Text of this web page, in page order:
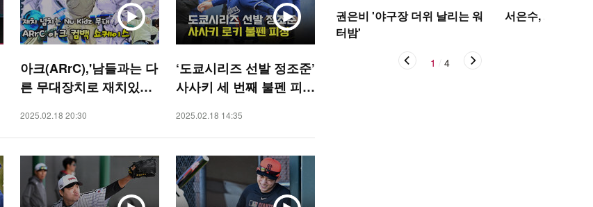
아크(ARrC),'남들과는 다
른 무대장치로 재치있게
STAR]
2025.02.18 20:30
‘도쿄시리즈 선발 정조준’
사사키 세 번째 불펜 피칭
2025.02.18 14:35
권은비 '야구장 더위 날리는 워
터밤'
서은수, 사뿐사뿐
1 4